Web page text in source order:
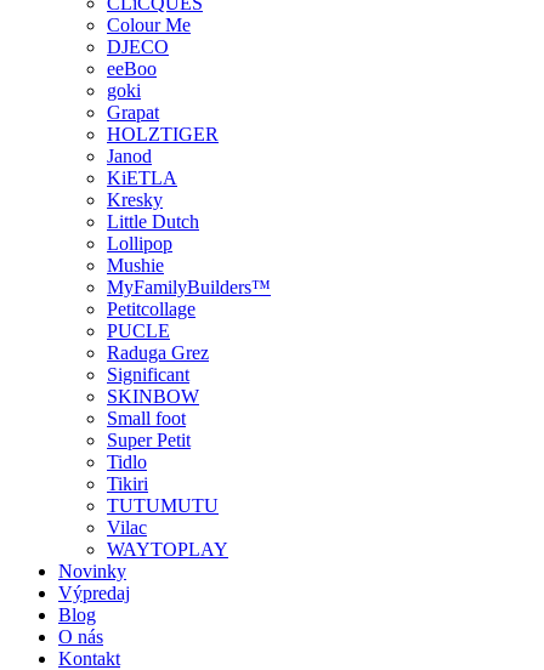
Colour Me
DJECO
eeBoo
goki
Grapat
HOLZTIGER
Janod
KiETLA
Kresky
Little Dutch
Lollipop
Mushie
MyFamilyBuilders™
Petitcollage
PUCLE
Raduga Grez
Significant
SKINBOW
Small foot
Super Petit
Tidlo
Tikiri
TUTUMUTU
Vilac
WAYTOPLAY
Novinky
Výpredaj
Blog
O nás
Kontakt